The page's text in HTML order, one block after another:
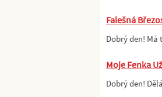
Falešná
Dobrý den!
Moje Fenka
Dobrý den!